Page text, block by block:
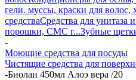
гели. муссы, краски для волос,
средстваСредства для унитаза
порошки, СМС г...Зубные
-
Моющие средства для посуды
Чистящие средства для
-Биолан 450мл Алоэ вера /20